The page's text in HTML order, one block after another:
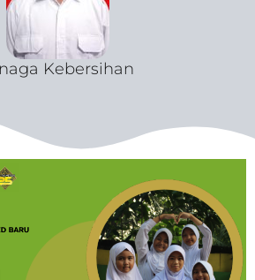
Kebersihan